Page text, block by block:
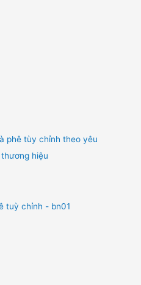
phê tùy chỉnh theo yêu
hiệu